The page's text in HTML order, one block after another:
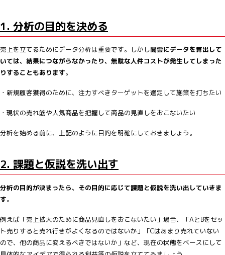
1. 分析の目的を決める
売上を立てるためにデータ分析は重要です。しかし闇雲にデータを算出して
いては、結果につながらなかったり、無駄な人件コストが発生してしまった
りすることもあります。
・新規顧客獲得のために、注力すべきターゲットを選定して施策を打ちたい
・現状の売れ筋や人気商品を把握して商品の見直しをおこないたい
分析を始める前に、上記のように目的を明確にしておきましょう。
2. 課題と仮説を洗い出す
分析の目的が決まったら、その目的に応じて課題と仮説を洗い出していきま
す。
例えば「売上拡大のために商品見直しをおこないたい」場合、「AとBをセッ
ト売りすると売れ行きがよくなるのではないか」「Cはあまり売れていない
ので、他の商品に変えるべきではないか」など、現在の状態をベースにして